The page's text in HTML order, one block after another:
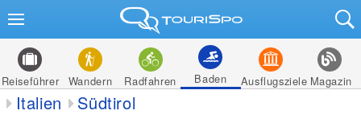
Reiseführer Wandern Radfahren Baden Ausflugsziele Magazin
Italien Südtirol